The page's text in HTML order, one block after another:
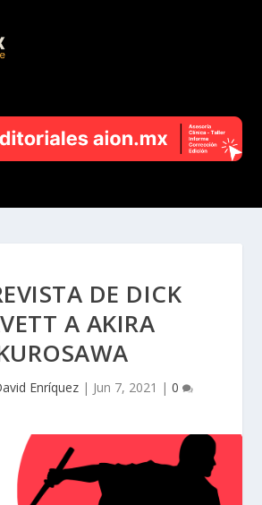
DE DICK
A AKIRA
Enríquez| Jun 7, 2021 | 0